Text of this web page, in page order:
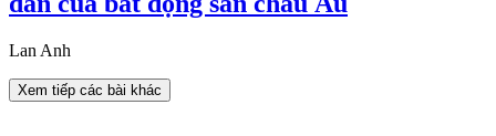
Lan Anh
Xem tiếp các bài khác